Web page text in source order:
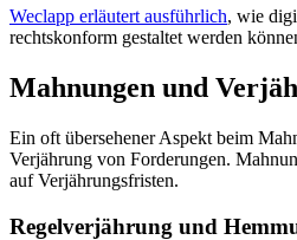
Weclapp erläutert ausführlich, wie
rechtskonform gestaltet werden
Mahnungen und
Ein oft übersehener Aspekt beim
Verjährung von Forderungen.
auf Verjährungsfristen.
Regelverjährung und